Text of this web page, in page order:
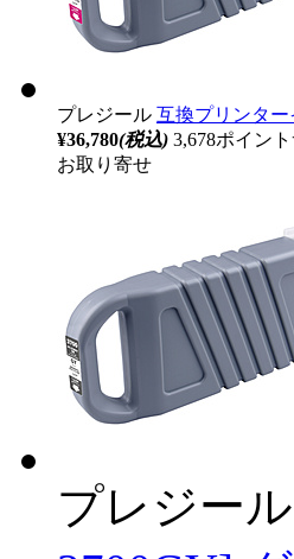
プレジール 互換プリンター
¥36,780(税込) 3,678ポイン
お取り寄せ
プレジール